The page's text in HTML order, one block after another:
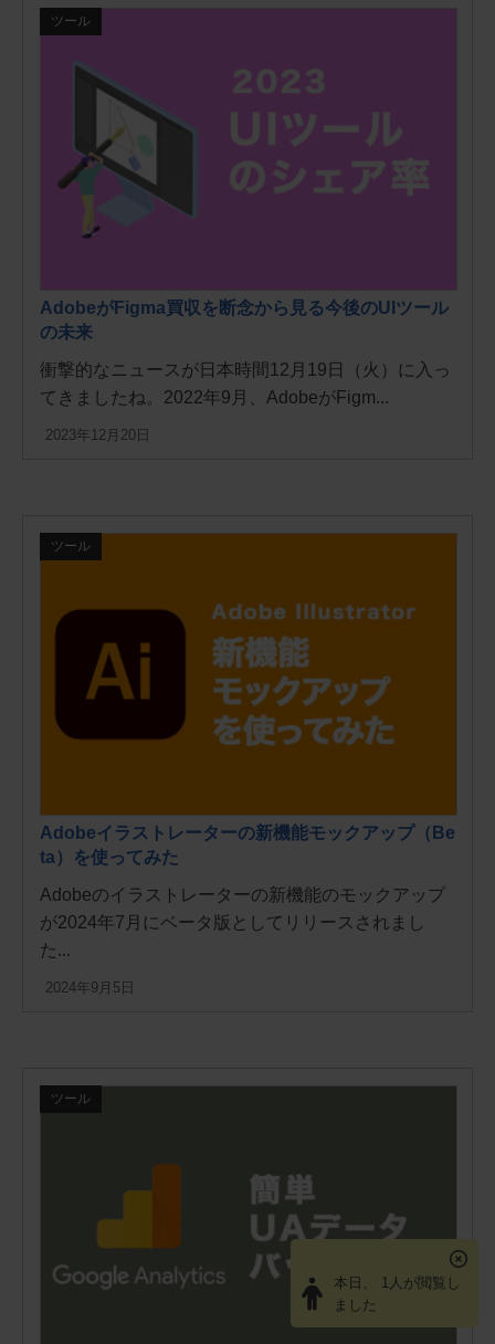
ツール
AdobeがFigma買収を断念から見る今後のUIツール
の未来
衝撃的なニュースが日本時間12月19日（火）に入っ
てきましたね。2022年9月、AdobeがFigm...
2023年12月20日
ツール
Adobeイラストレーターの新機能モックアップ（Be
ta）を使ってみた
Adobeのイラストレーターの新機能のモックアップ
が2024年7月にベータ版としてリリースされまし
た...
2024年9月5日
ツール
本日、 1人が閲覧し
ました